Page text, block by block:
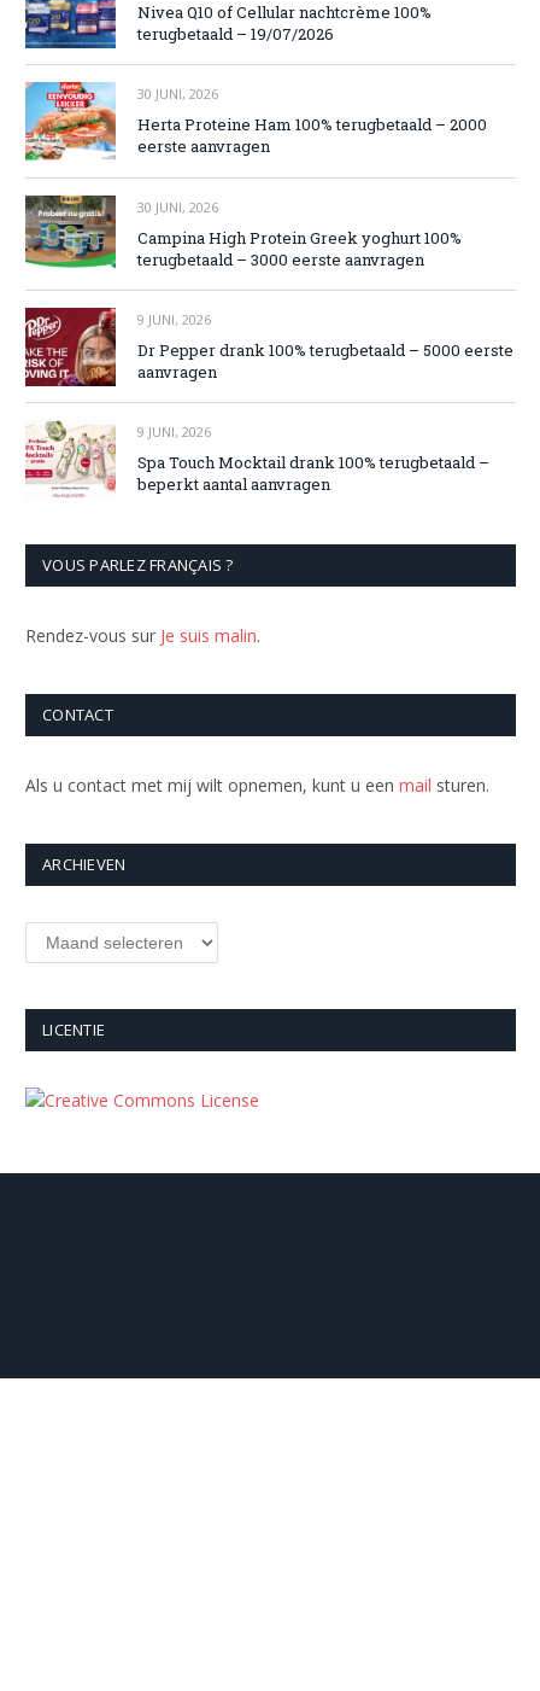
Nivea Q10 of Cellular nachtcrème 100%
terugbetaald – 19/07/2026
30 JUNI, 2026
Herta Proteine Ham 100% terugbetaald – 2000
eerste aanvragen
30 JUNI, 2026
Campina High Protein Greek yoghurt 100%
terugbetaald – 3000 eerste aanvragen
9 JUNI, 2026
Dr Pepper drank 100% terugbetaald – 5000 eerste
aanvragen
9 JUNI, 2026
Spa Touch Mocktail drank 100% terugbetaald –
beperkt aantal aanvragen
VOUS PARLEZ FRANÇAIS ?
Rendez-vous sur Je suis malin.
CONTACT
Als u contact met mij wilt opnemen, kunt u een mail sturen.
ARCHIEVEN
Archieven
LICENTIE